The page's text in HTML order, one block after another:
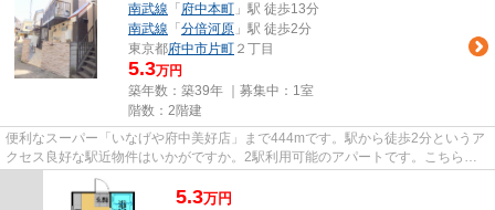
南武線 「 府中本町 」駅 徒歩13分
南武線 「 分倍河原 」駅 徒歩2分
東京都府中市片町 ２丁目
5.3万円
築年数：築39年 ｜募集中： 1室
階数：2階建
便利なスーパー「いなげや府中美好店」まで444mです。駅から徒歩2分というア
クセス良好な駅近物件はいかがですか。2駅利用可能のアパートです。こちらの
物件はアパートです。多種多様...
5.3万円